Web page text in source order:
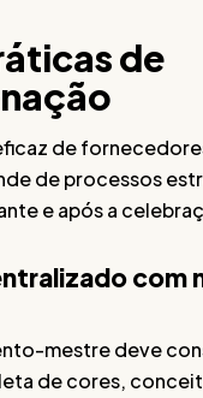
de
de
de processos
e após a
com
mestre deve
de cores,